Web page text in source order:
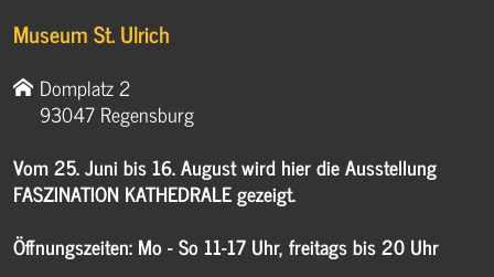
Museum St. Ulrich
Domplatz 2
93047 Regensburg
Vom 25. Juni bis 16. August wird hier die Ausstellung
FASZINATION KATHEDRALE gezeigt.
Öffnungszeiten: Mo - So 11-17 Uhr, freitags bis 20 Uhr